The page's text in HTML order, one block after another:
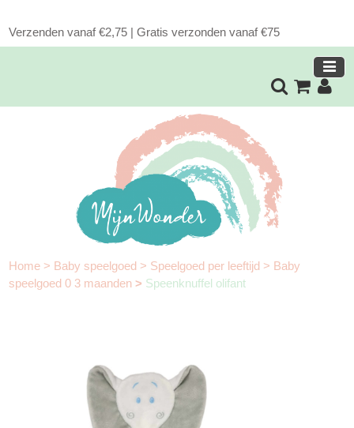
Verzenden vanaf €2,75 | Gratis verzonden vanaf €75
Home > Baby speelgoed > Speelgoed per leeftijd > Baby
speelgoed 0 3 maanden> Speenknuffel olifant